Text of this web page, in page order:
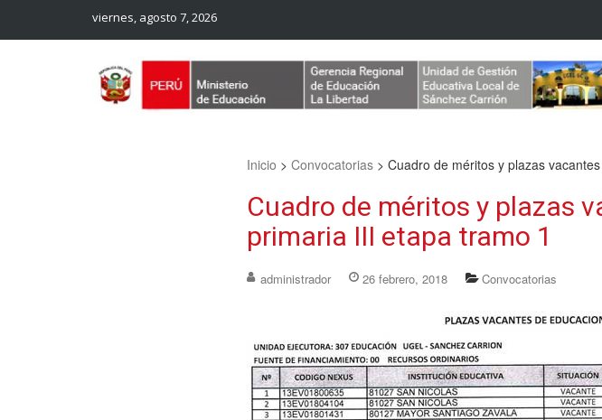
viernes, agosto 7, 2026
Inicio > Convocatorias > Cuadro de méritos y plazas
Cuadro de méritos y plazas
primaria III etapa tramo 1
administrador 26 febrero, 2018 Convocatorias